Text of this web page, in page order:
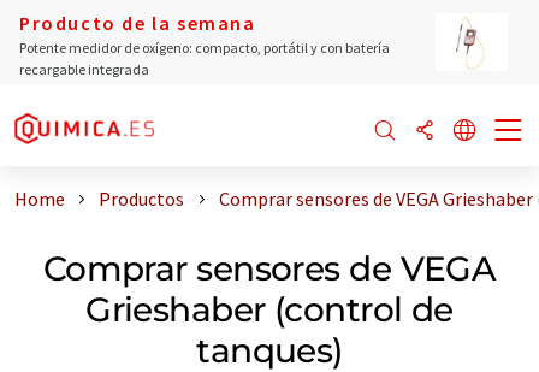
Producto de la semana
Potente medidor de oxígeno: compacto, portátil y con batería
recargable integrada
Home Productos Comprar sensores de VEGA
Comprar sensores de VEGA
Grieshaber (control de
tanques)